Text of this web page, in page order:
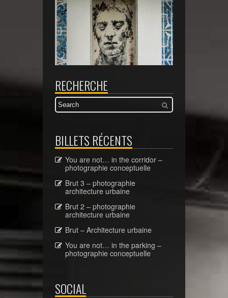
RECHERCHE
BILLETS RÉCENTS
You are not… in the corridor –
photographie conceptuelle
Brut 3 – photographie
architecture urbaine
Brut 2 – photographie
architecture urbaine
Brut – Architecture urbaine
You are not… in the parking –
photographie conceptuelle
SOCIAL